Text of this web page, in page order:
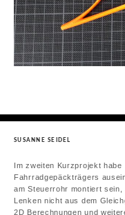
SUSANNE SEIDEL
Im zweiten Kurzprojekt
Fahrradgepäckträgers
am Steuerrohr montiert
Lenken nicht aus dem
2D Berechnungen und